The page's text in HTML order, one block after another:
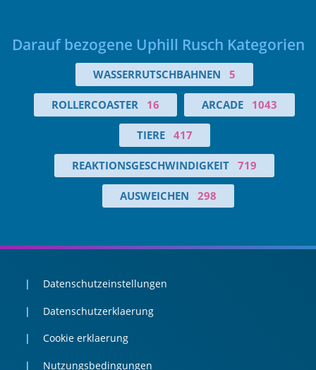
Darauf bezogene Uphill Rusch Kategorien
WASSERRUTSCHBAHNEN 5
ROLLERCOASTER 16 ARCADE 1043
TIERE 417
REAKTIONSGESCHWINDIGKEIT 719
AUSWEICHEN 298
Datenschutzeinstellungen
Datenschutzerklaerung
Cookie erklaerung
Nutzungsbedingungen